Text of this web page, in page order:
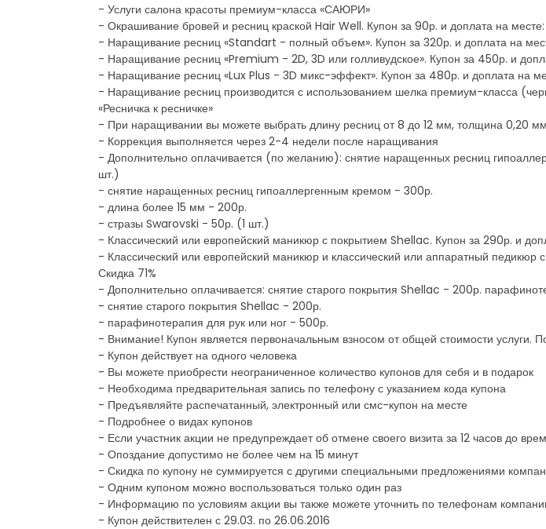
- Услуги салона красоты премиум-класса «САЮРИ»
- Окрашивание бровей и ресниц краской Hair Well. Купон за 90р. и доплата на
- Наращивание ресниц «Standart - полный объем». Купон за 320р. и доплата на
- Наращивание ресниц «Premium - 2D, 3D или голливудское». Купон за 450р. и
- Наращивание ресниц «Lux Plus - 3D микс-эффект». Купон за 480р. и доплата на
- Наращивание ресниц производится с использованием шелка премиум-класса
«Ресничка к ресничке»
- При наращивании вы можете выбрать длину ресниц от 8 до 12 мм, толщина 0,20 мм
- Коррекция выполняется через 2-4 недели после наращивания
- Дополнительно оплачивается (по желанию): снятие наращенных ресниц
шт.)
- снятие наращенных ресниц гипоаллергенным кремом - 300р.
- длина более 15 мм - 200р.
- стразы Swarovski - 50р. (1 шт.)
- Классический или европейский маникюр с покрытием Shellac. Купон за 290р. и
- Классический или европейский маникюр и классический или аппаратный
Скидка 71%
- Дополнительно оплачивается: снятие старого покрытия Shellac - 200р.
- снятие старого покрытия Shellac - 200р.
- парафинотерапия для рук или ног - 500р.
- Внимание! Купон является первоначальным взносом от общей стоимости услуги.
- Купон действует на одного человека
- Вы можете приобрести неограниченное количество купонов для себя и в подарок
- Необходима предварительная запись по телефону с указанием кода купона
- Предъявляйте распечатанный, электронный или смс-купон на месте
- Подробнее о видах купонов
- Если участник акции не предупреждает об отмене своего визита за 12 часов до
- Опоздание допустимо не более чем на 15 минут
- Скидка по купону не суммируется с другими специальными предложениями
- Одним купоном можно воспользоваться только один раз
- Информацию по условиям акции вы также можете уточнить по телефонам
- Купон действителен с 29.03. по 26.06.2016